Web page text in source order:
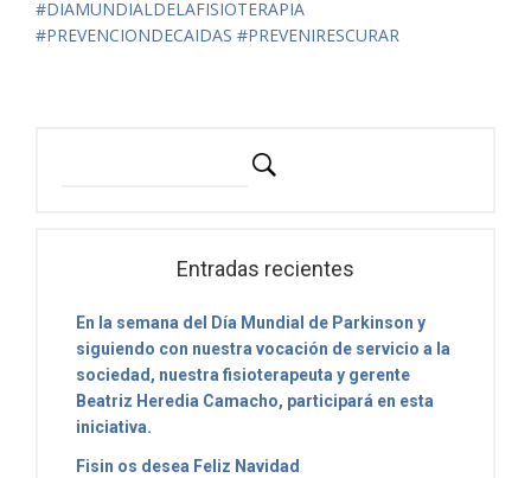
#DIAMUNDIALDELAFISIOTERAPIA
#PREVENCIONDECAIDAS #PREVENIRESCURAR
Entradas recientes
En la semana del Día Mundial de Parkinson y
siguiendo con nuestra vocación de servicio a la
sociedad, nuestra fisioterapeuta y gerente
Beatriz Heredia Camacho, participará en esta
iniciativa.
Fisin os desea Feliz Navidad